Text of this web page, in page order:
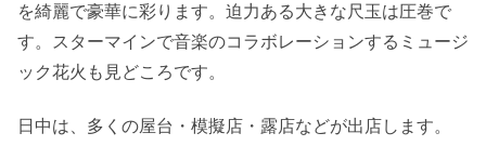
を綺麗で豪華に彩ります。迫力ある大きな尺玉は圧巻で
す。スターマインで音楽のコラボレーションするミュージ
ック花火も見どころです。
日中は、多くの屋台・模擬店・露店などが出店します。